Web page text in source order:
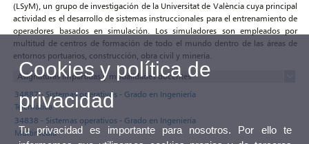
(LSyM), un grupo de investigación de la Universitat de València cuya principal
actividad es el desarrollo de sistemas instruccionales para el entrenamiento de
operadores basados en simulación. Los simuladores son empleados por
multitud de centros de formación de todo el mundo dentro de las áreas de
entornos portuarios, construcción, obra civil y minería.
Asignaturas impartidas y modalidades docentes
34887 - Sistemas operativos - Grado en Ingeniería
Telemática
34838 - Sistemas operativos - Grado en Ingeniería
Multimedia
Cookies y política de
privacidad
Tu privacidad es importante para nosotros. Por ello te